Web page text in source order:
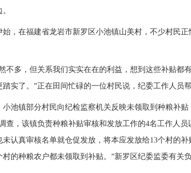
始，在福建省龙岩市新罗区小池镇山美村，不少村民
不多，但关系我们实实在在的利益，想到这些补贴都
踏实了。”正在田间忙碌的一位村民说，纪委工作人员
小池镇部分村民向纪检监察机关反映未领取到种粮补
查，该镇负责种粮补贴审核和发放工作的4名工作人
未认真审核名单就仓促发放，将本应发放给13个村的
村的种粮农户都未领取到补贴。”新罗区纪委监委有关负